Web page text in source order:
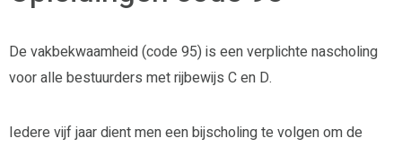
De vakbekwaamheid (code 95) is een verplichte nascholing
voor alle bestuurders met rijbewijs C en D.
Iedere vijf jaar dient men een bijscholing te volgen om de